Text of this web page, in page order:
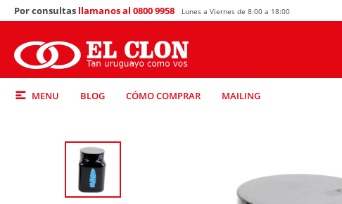
MENU BLOG CÓMO COMPRAR MAILING
Por consultas llamanos al 0800 9958 Lunes a Viernes de 8:00 a 18:00